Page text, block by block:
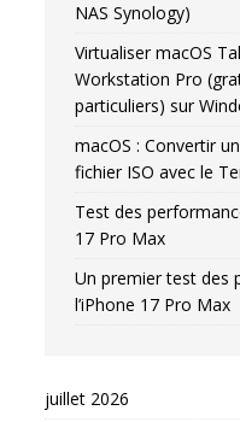
NAS Synology)
Virtualiser macOS
Workstation Pro
particuliers) sur
macOS : Convertir
fichier ISO avec le
Test des
17 Pro Max
Un premier test des
l’iPhone 17 Pro Max
juillet 2026